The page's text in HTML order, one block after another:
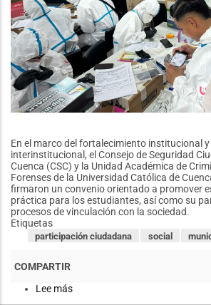
En el marco del fortalecimiento institucional
interinstitucional, el Consejo de Seguridad
Cuenca (CSC) y la Unidad Académica de
Forenses de la Universidad Católica de
firmaron un convenio orientado a promover
práctica para los estudiantes, así como su
procesos de vinculación con la sociedad.
Etiquetas
social
participación ciudadana
Lee más